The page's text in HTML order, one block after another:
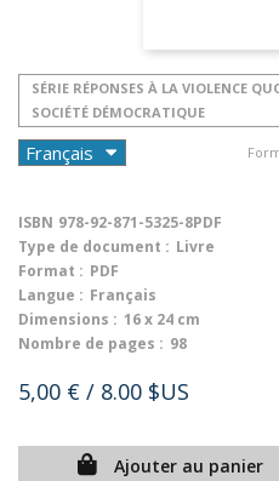
SÉRIE RÉPONSES À LA VIOLENCE
SOCIÉTÉ DÉMOCRATIQUE
ISBN 978-92-871-5325-8PDF
Type de document : Livre
Format : PDF
Langue : Français
Dimensions : 16 x 24 cm
Nombre de pages : 98
5,00 € / 8.00 $US
Ajouter au panier